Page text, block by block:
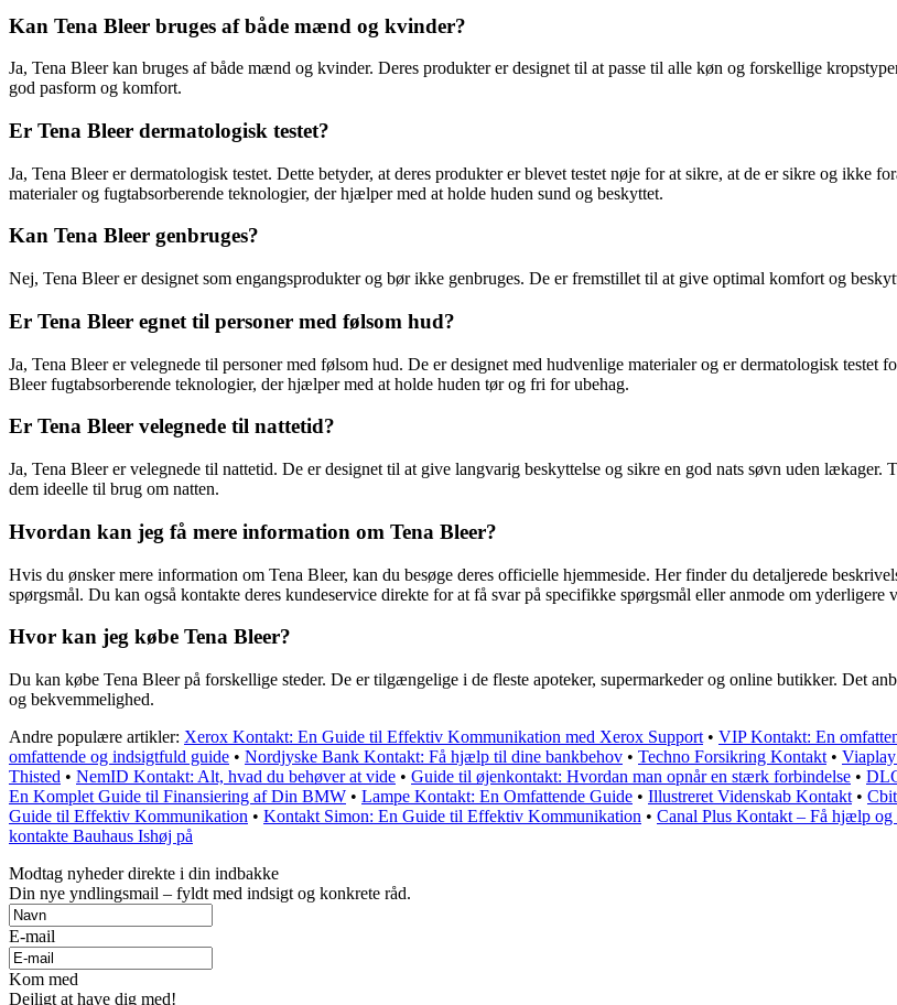
Kan Tena Bleer bruges af både mænd og kvinder?
Ja, Tena Bleer kan bruges af både mænd og kvinder. Deres produkter er designet til at passe til alle køn og forskellige
god pasform og komfort.
Er Tena Bleer dermatologisk testet?
Ja, Tena Bleer er dermatologisk testet. Dette betyder, at deres produkter er blevet testet nøje for at sikre, at de er sikre og ikke
materialer og fugtabsorberende teknologier, der hjælper med at holde huden sund og beskyttet.
Kan Tena Bleer genbruges?
Nej, Tena Bleer er designet som engangsprodukter og bør ikke genbruges. De er fremstillet til at give optimal komfort og
Er Tena Bleer egnet til personer med følsom hud?
Ja, Tena Bleer er velegnede til personer med følsom hud. De er designet med hudvenlige materialer og er dermatologisk
Bleer fugtabsorberende teknologier, der hjælper med at holde huden tør og fri for ubehag.
Er Tena Bleer velegnede til nattetid?
Ja, Tena Bleer er velegnede til nattetid. De er designet til at give langvarig beskyttelse og sikre en god nats søvn uden
dem ideelle til brug om natten.
Hvordan kan jeg få mere information om Tena Bleer?
Hvis du ønsker mere information om Tena Bleer, kan du besøge deres officielle hjemmeside. Her finder du detaljerede
spørgsmål. Du kan også kontakte deres kundeservice direkte for at få svar på specifikke spørgsmål eller anmode om yderligere
Hvor kan jeg købe Tena Bleer?
Du kan købe Tena Bleer på forskellige steder. De er tilgængelige i de fleste apoteker, supermarkeder og online butikker. Det
og bekvemmelighed.
Andre populære artikler: Xerox Kontakt: En Guide til Effektiv Kommunikation med Xerox Support • VIP Kontakt: En
omfattende og indsigtfuld guide • Nordjyske Bank Kontakt: Få hjælp til dine bankbehov • Techno Forsikring Kontakt •
Thisted • NemID Kontakt: Alt, hvad du behøver at vide • Guide til øjenkontakt: Hvordan man opnår en stærk forbindelse •
En Komplet Guide til Finansiering af Din BMW • Lampe Kontakt: En Omfattende Guide • Illustreret Videnskab Kontakt •
Guide til Effektiv Kommunikation • Kontakt Simon: En Guide til Effektiv Kommunikation • Canal Plus Kontakt – Få hjælp og
kontakte Bauhaus Ishøj på
Modtag nyheder direkte i din indbakke
Din nye yndlingsmail – fyldt med indsigt og konkrete råd.
E-mail
Kom med
Dejligt at have dig med!